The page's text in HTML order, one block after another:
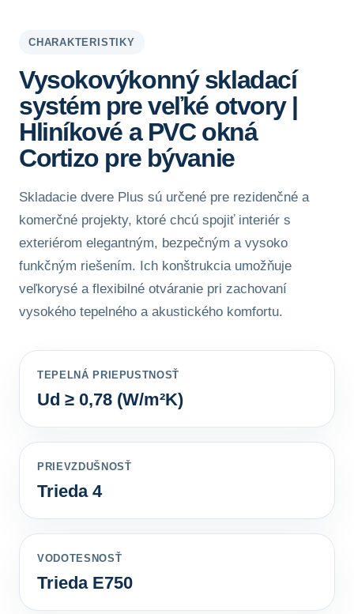
CHARAKTERISTIKY
Vysokovýkonný skladací
systém pre veľké otvory |
Hliníkové a PVC okná
Cortizo pre bývanie
Skladacie dvere Plus sú určené pre rezidenčné a
komerčné projekty, ktoré chcú spojiť interiér s
exteriérom elegantným, bezpečným a vysoko
funkčným riešením. Ich konštrukcia umožňuje
veľkorysé a flexibilné otváranie pri zachovaní
vysokého tepelného a akustického komfortu.
TEPELNÁ PRIEPUSTNOSŤ
Ud ≥ 0,78 (W/m²K)
PRIEVZDUŠNOSŤ
Trieda 4
VODOTESNOSŤ
Trieda E750